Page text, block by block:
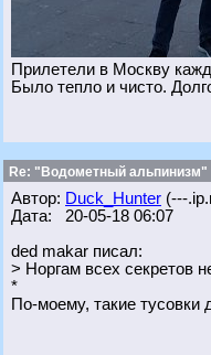
Прилетели в Москву
Было тепло и чисто.
Re: "Водометный альпинизм"
Автор: Duck_Hunter (---
Дата: 20-05-18 06:07
ded makar писал:
> Норгам всех секретов
*
По-моему, такие тусовки